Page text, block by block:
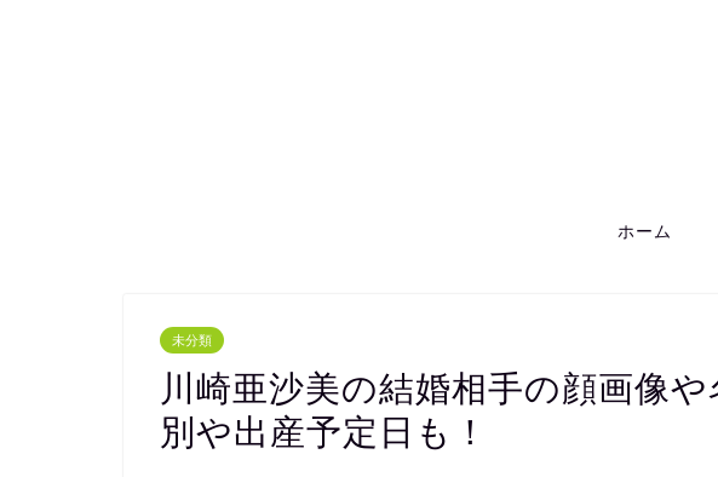
ホーム
未分類
川崎亜沙美の結婚相手の顔画像
別や出産予定日も！